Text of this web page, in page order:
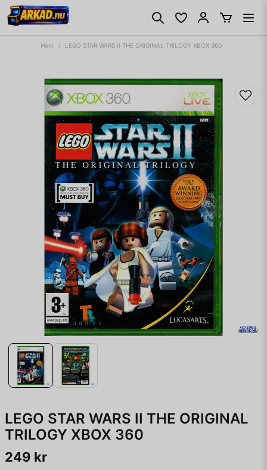
Hem LEGO STAR WARS II THE ORIGINAL TRILOGY XBOX 360
LEGO STAR WARS II THE ORIGINAL
TRILOGY XBOX 360
249 kr